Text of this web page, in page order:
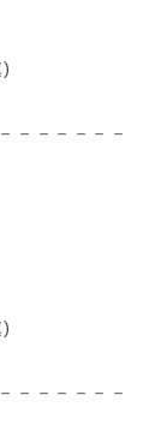
－－－－－－
－－－－－－